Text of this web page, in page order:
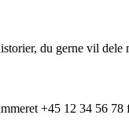
du gerne vil
+45 12 34 56